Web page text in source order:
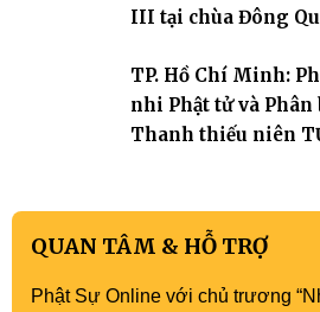
III tại chùa Đông
TP. Hồ Chí Minh:
nhi Phật tử và Phân
Thanh thiếu niên
QUAN TÂM & HỖ TRỢ
Phật Sự Online với chủ trương